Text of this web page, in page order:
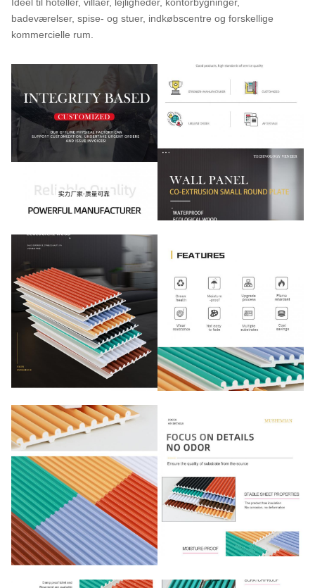
badeværelser, spise- og stuer, indkøbscentre og forskellige
kommercielle rum.